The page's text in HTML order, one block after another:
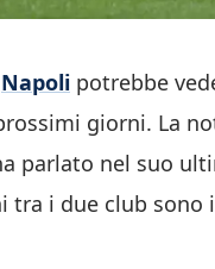
Napoli potrebbe
giorni. La
parlato nel suo
tra i due club sono